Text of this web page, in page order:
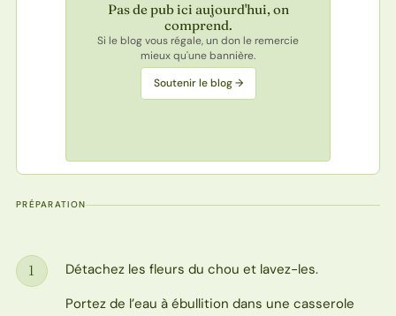
Pas de pub ici aujourd'hui, on
comprend.
Si le blog vous régale, un don le remercie
mieux qu'une bannière.
Soutenir le blog →
PRÉPARATION
Étape
1
Détachez les fleurs du chou et lavez-les.
Portez de l’eau à ébullition dans une casserole